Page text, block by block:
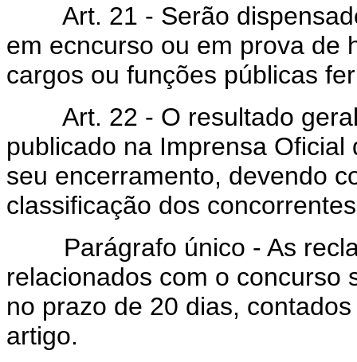
Art. 21 - Serão
em ecncurso ou em prova de
cargos ou funções públicas
Art. 22 - O resultado geral
publicado na Imprensa
seu encerramento, devendo
classificação dos
Parágrafo único - As
relacionados com o concurso
no prazo de 20 dias,
artigo.